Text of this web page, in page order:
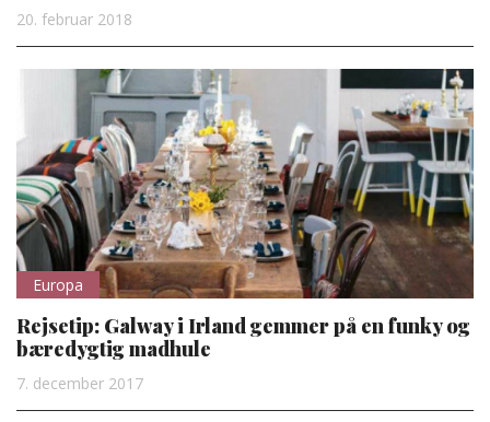
20. februar 2018
Europa
Rejsetip: Galway i Irland gemmer på en funky og
bæredygtig madhule
7. december 2017